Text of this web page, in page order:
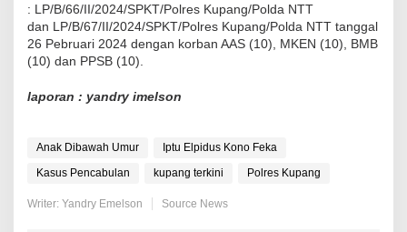
: LP/B/66/II/2024/SPKT/Polres Kupang/Polda NTT
dan LP/B/67/II/2024/SPKT/Polres Kupang/Polda NTT tanggal
26 Pebruari 2024 dengan korban AAS (10), MKEN (10), BMB
(10) dan PPSB (10).
laporan : yandry imelson
Anak Dibawah Umur
Iptu Elpidus Kono Feka
Kasus Pencabulan
kupang terkini Polres Kupang
Writer: Yandry Emelson Source News